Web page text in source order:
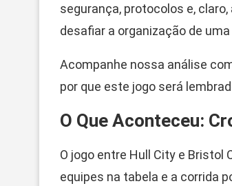
segurança, protocolos e,
desafiar a organização de
Acompanhe nossa análise
por que este jogo será
O Que Aconteceu:
O jogo entre Hull City e Bristol
equipes na tabela e a corrida